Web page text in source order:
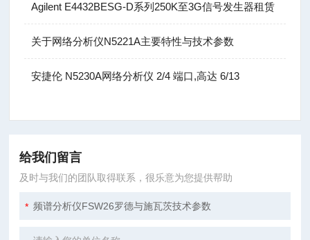
Agilent E4432BESG-D系列250K至3G信号发生器租赁
关于网络分析仪N5221A主要特性与技术参数
安捷伦 N5230A网络分析仪 2/4 端口,高达 6/13
给我们留言
及时与我们的团队取得联系，很乐意为您提供帮助